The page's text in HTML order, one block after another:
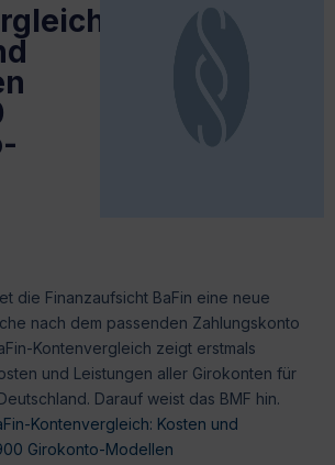
die Finanzaufsicht BaFin eine neue
nach dem passenden Zahlungskonto
Kontenvergleich zeigt erstmals
und Leistungen aller Girokonten für
Darauf weist das BMF hin.
Kontenvergleich: Kosten und
Girokonto-Modellen